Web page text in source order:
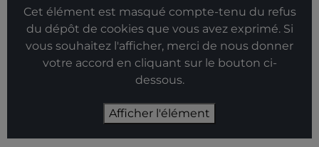
Cet élément est masqué compte-tenu du refus
du dépôt de cookies que vous avez exprimé. Si
vous souhaitez l'afficher, merci de nous donner
votre accord en cliquant sur le bouton ci-
dessous.
Afficher l'élément